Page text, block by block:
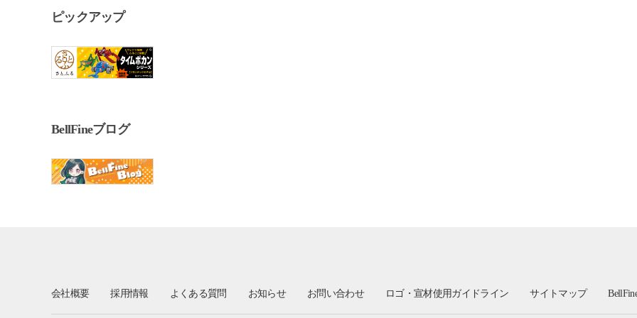
ピックアップ
BellFineブログ
会社概要 採用情報 よくある質問 お知らせ お問い合わせ ロゴ・宣材使用ガイドライン サイトマップ